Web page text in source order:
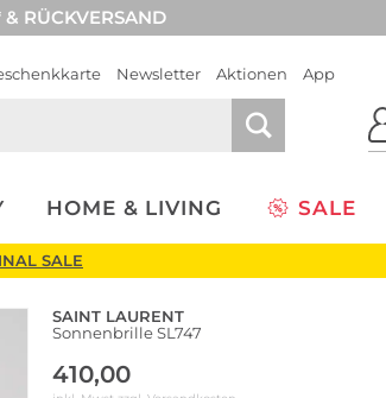
& RÜCKVERSAND
Newsletter Aktionen App
HOME & LIVING SALE
SALE
SAINT LAURENT
Sonnenbrille SL747
410,00